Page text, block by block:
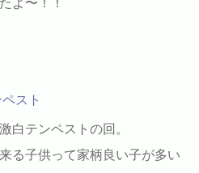
よ〜！！
スト
白テンペストの回。
る子供って家柄良い子が多い